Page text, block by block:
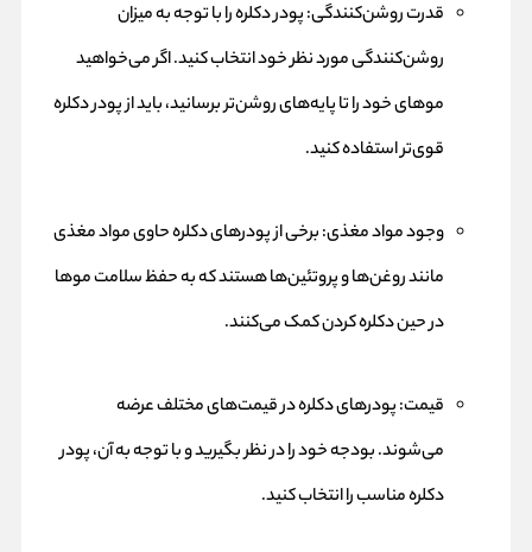
قدرت روشن‌کنندگی: پودر دکلره را با توجه به میزان
روشن‌کنندگی مورد نظر خود انتخاب کنید. اگر می‌خواهید
موهای خود را تا پایه‌های روشن‌تر برسانید، باید از پودر دکلره
قوی‌تر استفاده کنید.
وجود مواد مغذی: برخی از پودرهای دکلره حاوی مواد مغذی
مانند روغن‌ها و پروتئین‌ها هستند که به حفظ سلامت موها
در حین دکلره کردن کمک می‌کنند.
قیمت: پودرهای دکلره در قیمت‌های مختلف عرضه
می‌شوند. بودجه خود را در نظر بگیرید و با توجه به آن، پودر
دکلره مناسب را انتخاب کنید.